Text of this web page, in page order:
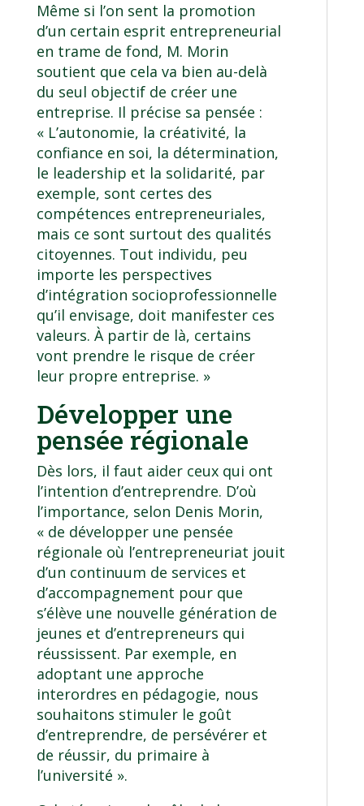
Même si l’on sent la promotion
d’un certain esprit entrepreneurial
en trame de fond, M. Morin
soutient que cela va bien au-delà
du seul objectif de créer une
entreprise. Il précise sa pensée :
« L’autonomie, la créativité, la
confiance en soi, la détermination,
le leadership et la solidarité, par
exemple, sont certes des
compétences entrepreneuriales,
mais ce sont surtout des qualités
citoyennes. Tout individu, peu
importe les perspectives
d’intégration socioprofessionnelle
qu’il envisage, doit manifester ces
valeurs. À partir de là, certains
vont prendre le risque de créer
leur propre entreprise. »
Développer une
pensée régionale
Dès lors, il faut aider ceux qui ont
l’intention d’entreprendre. D’où
l’importance, selon Denis Morin,
« de développer une pensée
régionale où l’entrepreneuriat jouit
d’un continuum de services et
d’accompagnement pour que
s’élève une nouvelle génération de
jeunes et d’entrepreneurs qui
réussissent. Par exemple, en
adoptant une approche
interordres en pédagogie, nous
souhaitons stimuler le goût
d’entreprendre, de persévérer et
de réussir, du primaire à
l’université ».